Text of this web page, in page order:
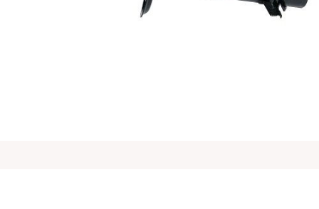
Ducato 原厂前减震器